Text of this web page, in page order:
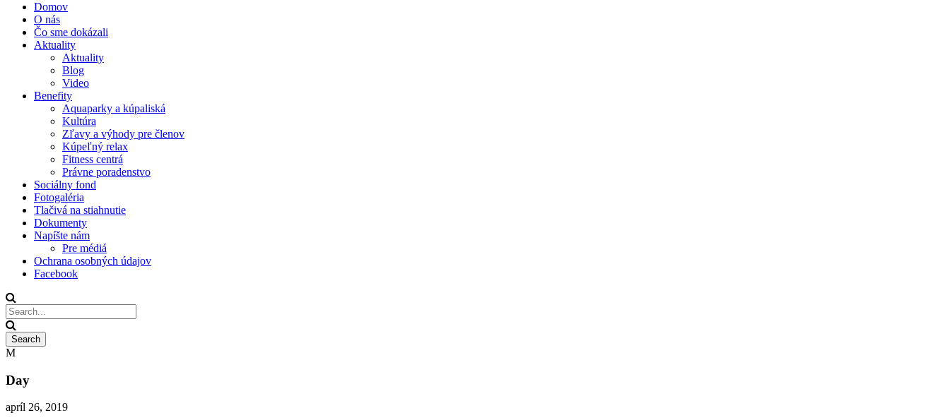
Domov
O nás
Čo sme dokázali
Aktuality
Aktuality
Blog
Video
Benefity
Aquaparky a kúpaliská
Kultúra
Zľavy a výhody pre členov
Kúpeľný relax
Fitness centrá
Právne poradenstvo
Sociálny fond
Fotogaléria
Tlačivá na stiahnutie
Dokumenty
Napíšte nám
Pre médiá
Ochrana osobných údajov
Facebook
Day
apríl 26, 2019